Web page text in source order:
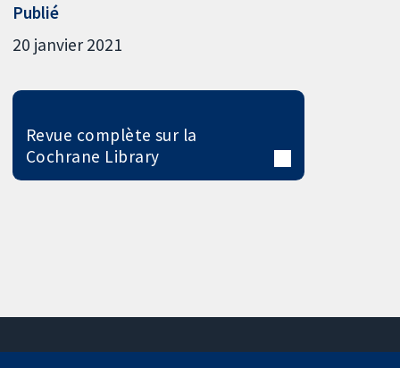
Publié
20 janvier 2021
Revue complète sur la
Cochrane Library